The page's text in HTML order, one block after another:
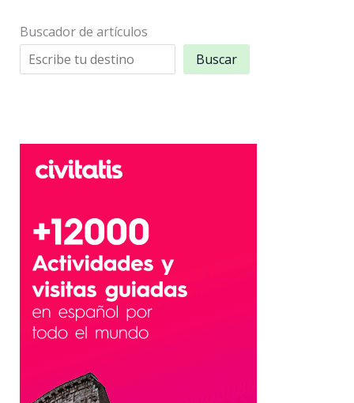
Buscador de artículos
Buscar